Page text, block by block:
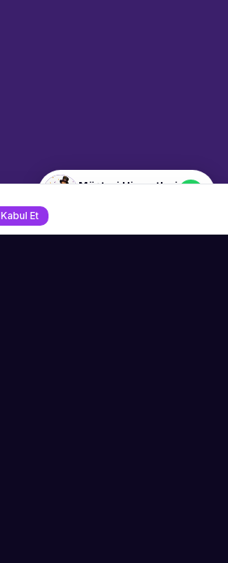
Müşteri Hizmetleri
Kabul Et